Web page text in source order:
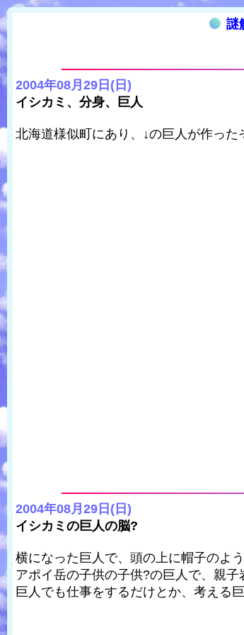
謎
2004年08月29日(日)
イシカミ、分身、巨人
北海道様似町にあり、↓の巨人が作った
2004年08月29日(日)
イシカミの巨人の脳?
横になった巨人で、頭の上に帽子のよ
アポイ岳の子供の子供?の巨人で、親子
巨人でも仕事をするだけとか、考える